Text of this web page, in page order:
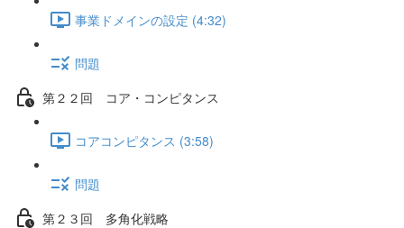
事業ドメインの設定 (4:32)
問題
第２２回 コア・コンピタンス
コアコンピタンス (3:58)
問題
第２３回 多角化戦略